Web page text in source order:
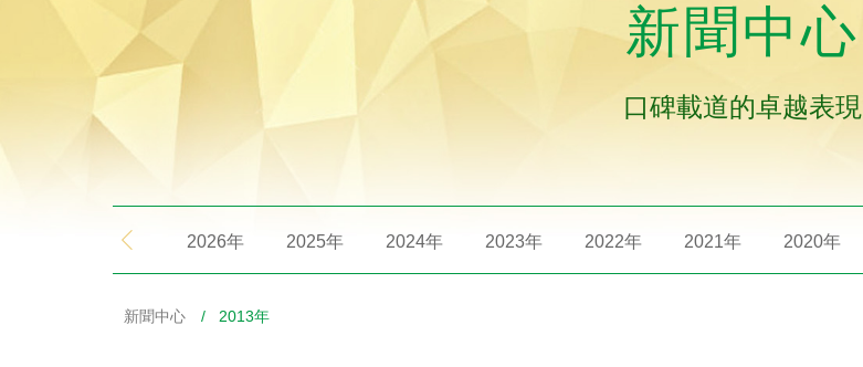
2026年 2025年 2024年 2023年 2022年 2021年 2020年
新聞中心
口碑載道的卓越表現
新聞中心 / 2013年